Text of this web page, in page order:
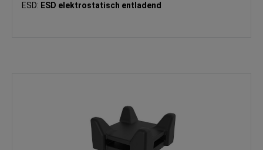
ESD: ESD elektrostatisch entladend